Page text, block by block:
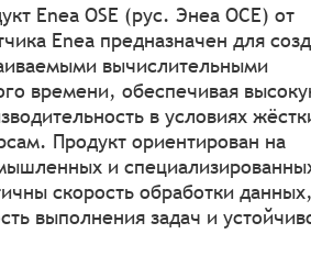
Enea OSE (рус. Энеа ОСЕ) от
Enea предназначен для
вычислительными
времени, обеспечивая
в условиях
Продукт ориентирован на
и
скорость обработки
выполнения задач и